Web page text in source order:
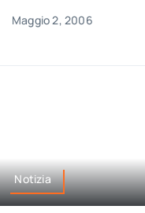
Maggio 2, 2006
Notizia